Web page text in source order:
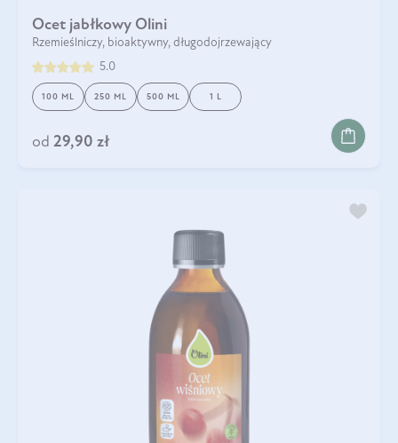
Ocet jabłkowy Olini
Rzemieślniczy, bioaktywny, długodojrzewający
5.0
100 ML 250 ML 500 ML 1 L
od 29,90 zł